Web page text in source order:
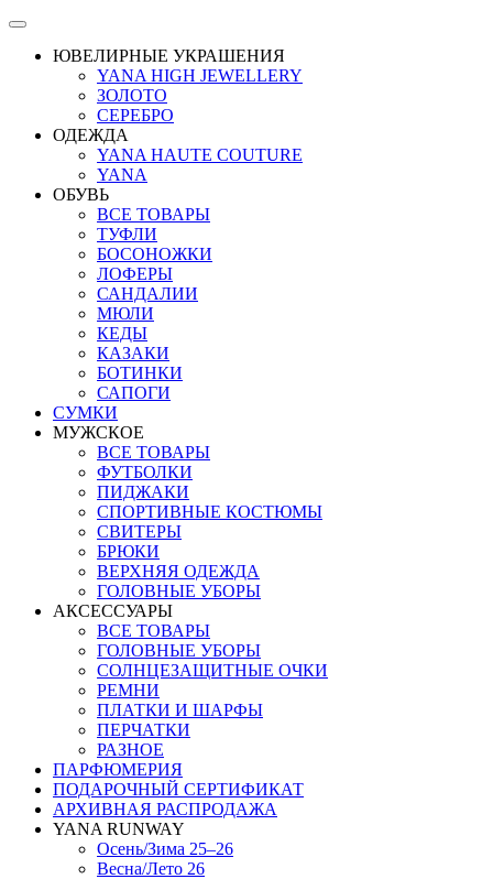
ЮВЕЛИРНЫЕ УКРАШЕНИЯ
YANA HIGH JEWELLERY
ЗОЛОТО
СЕРЕБРО
ОДЕЖДА
YANA HAUTE COUTURE
YANA
ОБУВЬ
ВСЕ ТОВАРЫ
ТУФЛИ
БОСОНОЖКИ
ЛОФЕРЫ
САНДАЛИИ
МЮЛИ
КЕДЫ
КАЗАКИ
БОТИНКИ
САПОГИ
СУМКИ
МУЖСКОЕ
ВСЕ ТОВАРЫ
ФУТБОЛКИ
ПИДЖАКИ
СПОРТИВНЫЕ КОСТЮМЫ
СВИТЕРЫ
БРЮКИ
ВЕРХНЯЯ ОДЕЖДА
ГОЛОВНЫЕ УБОРЫ
АКСЕССУАРЫ
ВСЕ ТОВАРЫ
ГОЛОВНЫЕ УБОРЫ
СОЛНЦЕЗАЩИТНЫЕ ОЧКИ
РЕМНИ
ПЛАТКИ И ШАРФЫ
ПЕРЧАТКИ
РАЗНОЕ
ПАРФЮМЕРИЯ
ПОДАРОЧНЫЙ СЕРТИФИКАТ
АРХИВНАЯ РАСПРОДАЖА
YANA RUNWAY
Осень/Зима 25–26
Весна/Лето 26